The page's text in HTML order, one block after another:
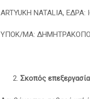
ARTYUKH NATALIA,
ΥΠΟΚ/ΜΑ:
Σκοπός